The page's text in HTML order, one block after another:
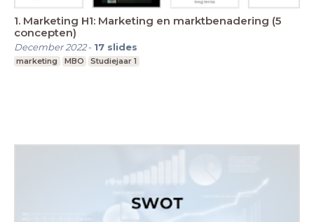
1. Marketing H1: Marketing en marktbenadering (5
concepten)
December 2022- 17 slides
marketing MBO Studiejaar 1